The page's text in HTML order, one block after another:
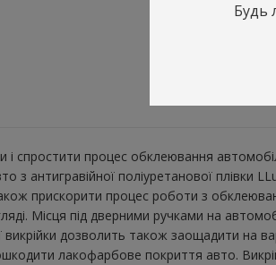
спростити процес обклеювання
з антигравійної поліуретанової
прискорити процес роботи з
Місця під дверними ручками на
викрійки дозволить також заощадити на
лакофарбове покриття авто.
Будь